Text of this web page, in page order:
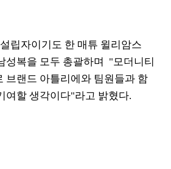
립자이기도 한 매튜 윌리암스
성복을 모두 총괄하며 "모더니티
브랜드 아틀리에와 팀원들과 함
여할 생각이다"라고 밝혔다.